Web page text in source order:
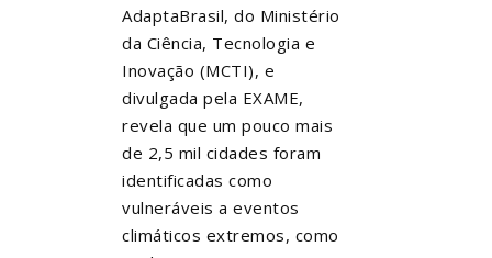
AdaptaBrasil, do Ministério
da Ciência, Tecnologia e
Inovação (MCTI), e
divulgada pela EXAME,
revela que um pouco mais
de 2,5 mil cidades foram
identificadas como
vulneráveis a eventos
climáticos extremos, como